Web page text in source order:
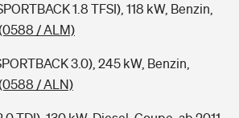
1.8 TFSI), 118 kW, Benzin,
/ ALM)
3.0), 245 kW, Benzin,
/ ALN)